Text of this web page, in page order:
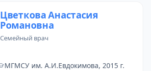
Цветкова Анастасия
Романовна
семейный врач
МГМСУ им. А.И.Евдокимова, 2015 г.